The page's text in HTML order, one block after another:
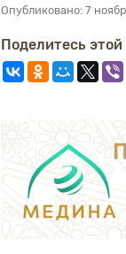
Опубликовано: 7
Поделитесь